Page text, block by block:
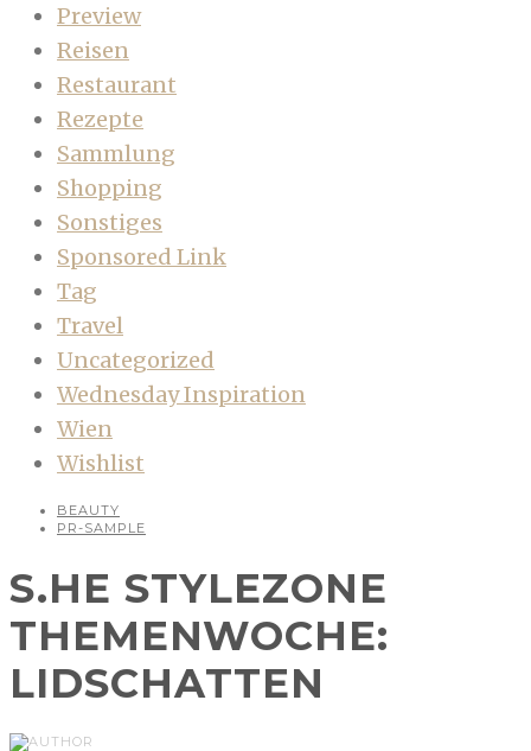
Preview
Reisen
Restaurant
Rezepte
Sammlung
Shopping
Sonstiges
Sponsored Link
Tag
Travel
Uncategorized
Wednesday Inspiration
Wien
Wishlist
BEAUTY
PR-SAMPLE
S.HE STYLEZONE
THEMENWOCHE:
LIDSCHATTEN